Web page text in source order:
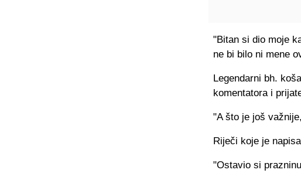
"Bitan si dio moje
ne bi bilo ni mene
Legendarni bh.
komentatora i
"A što je još
Riječi koje je
"Ostavio si